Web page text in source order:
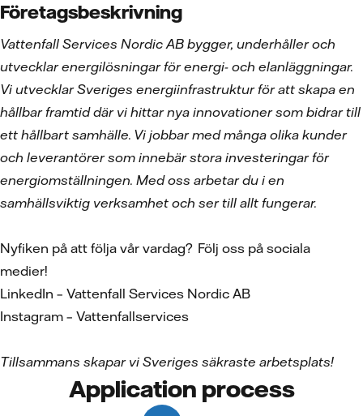
Företagsbeskrivning
Vattenfall Services Nordic AB bygger, underhåller och
utvecklar energilösningar för energi- och elanläggningar.
Vi utvecklar Sveriges energiinfrastruktur för att skapa en
hållbar framtid där vi hittar nya innovationer som bidrar till
ett hållbart samhälle. Vi jobbar med många olika kunder
och leverantörer som innebär stora investeringar för
energiomställningen. Med oss arbetar du i en
samhällsviktig verksamhet och ser till allt fungerar.
Nyfiken på att följa vår vardag? Följ oss på sociala
medier!
LinkedIn – Vattenfall Services Nordic AB
Instagram – Vattenfallservices
Tillsammans skapar vi Sveriges säkraste arbetsplats!
Application process